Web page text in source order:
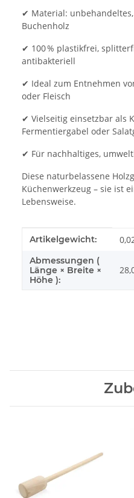
✔ Material:
Buchenholz
✔ 100 % plastikfrei,
antibakteriell
✔ Ideal zum Entnehmen
oder Fleisch
✔ Vielseitig einsetzbar als
Fermentiergabel oder
✔ Für nachhaltiges,
Diese naturbelassene
Küchenwerkzeug – sie ist
Lebensweise.
Produkteigenschaft
Wert
Artikelgewicht:
Abmessungen (
Länge × Breite ×
Höhe ):